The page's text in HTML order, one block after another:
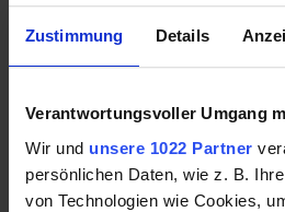
Zustimmung Details
Verantwortungsvoller Umgang
Wir und unsere 1022 Partner
persönlichen Daten, wie z. B.
von Technologien wie Cookies,
den
des
zum
n auf